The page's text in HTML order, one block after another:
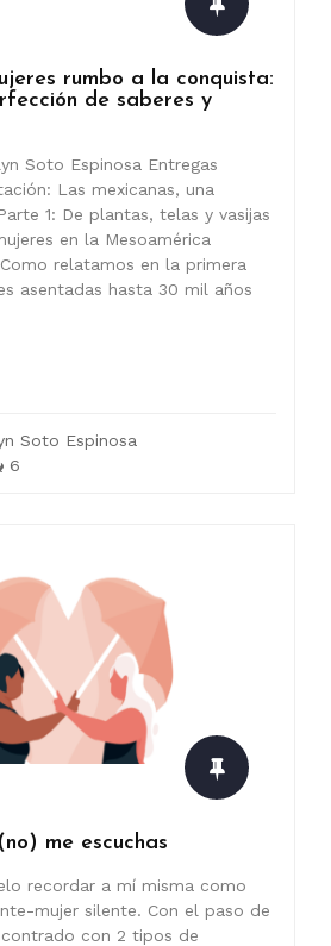
rumbo a la conquista:
de saberes y
Soto Espinosa Entregas
Las mexicanas, una
1: De plantas, telas y vasijas
en la Mesoamérica
relatamos en la primera
asentadas hasta 30 mil años
Soto Espinosa
6
me escuchas
recordar a mí misma como
mujer silente. Con el paso de
con 2 tipos de